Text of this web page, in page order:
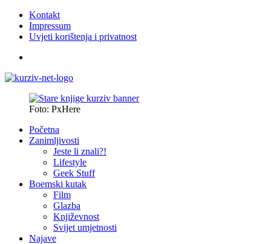
Kontakt
Impressum
Uvjeti korištenja i privatnost
Foto: PxHere
Početna
Zanimljivosti
Jeste li znali?!
Lifestyle
Geek Stuff
Boemski kutak
Film
Glazba
Književnost
Svijet umjetnosti
Najave